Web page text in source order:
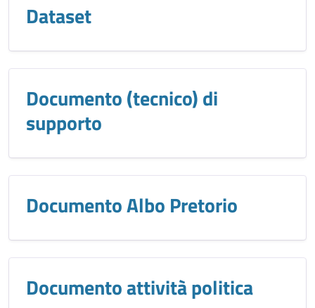
Dataset
Documento (tecnico) di
supporto
Documento Albo Pretorio
Documento attività politica